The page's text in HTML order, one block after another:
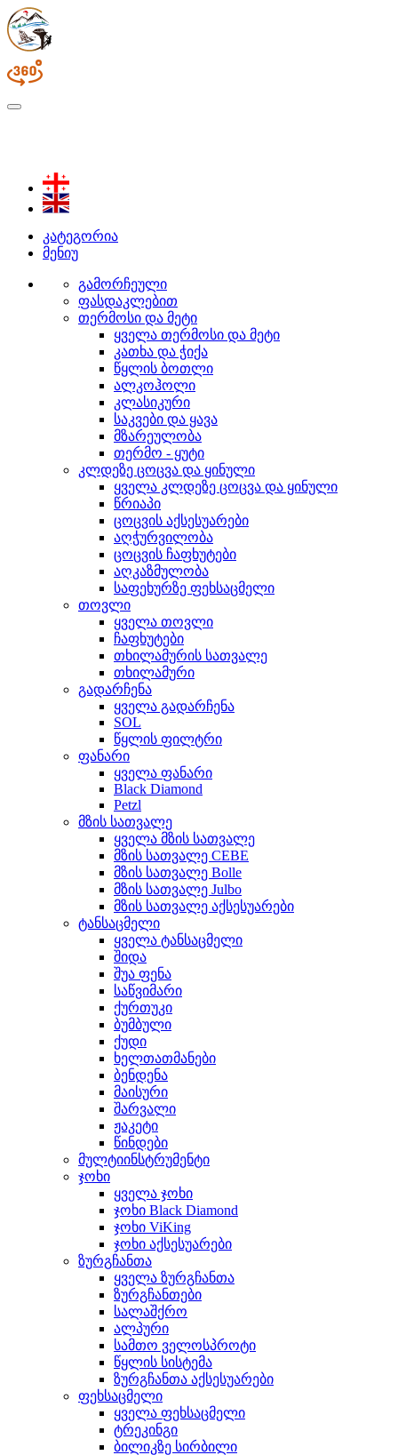
კატეგორია
მენიუ
გამორჩეული
ფასდაკლებით
თერმოსი და მეტი
ყველა თერმოსი და მეტი
კათხა და ჭიქა
წყლის ბოთლი
ალკოჰოლი
კლასიკური
საკვები და ყავა
მზარეულობა
თერმო - ყუტი
კლდეზე ცოცვა და ყინული
ყველა კლდეზე ცოცვა და ყინული
წრიაპი
ცოცვის აქსესუარები
აღჭურვილობა
ცოცვის ჩაფხუტები
აღკაზმულობა
საფეხურზე ფეხსაცმელი
თოვლი
ყველა თოვლი
ჩაფხუტები
თხილამურის სათვალე
თხილამური
გადარჩენა
ყველა გადარჩენა
SOL
წყლის ფილტრი
ფანარი
ყველა ფანარი
Black Diamond
Petzl
მზის სათვალე
ყველა მზის სათვალე
მზის სათვალე CEBE
მზის სათვალე Bolle
მზის სათვალე Julbo
მზის სათვალე აქსესუარები
ტანსაცმელი
ყველა ტანსაცმელი
შიდა
შუა ფენა
საწვიმარი
ქურთუკი
ბუმბული
ქუდი
ხელთათმანები
ბენდენა
მაისური
შარვალი
ჟაკეტი
წინდები
მულტიინსტრუმენტი
ჯოხი
ყველა ჯოხი
ჯოხი Black Diamond
ჯოხი ViKing
ჯოხი აქსესუარები
ზურგჩანთა
ყველა ზურგჩანთა
ზურგჩანთები
სალაშქრო
ალპური
სამთო ველოსპროტი
წყლის სისტემა
ზურგჩანთა აქსესუარები
ფეხსაცმელი
ყველა ფეხსაცმელი
ტრეკინგი
ბილიკზე სირბილი